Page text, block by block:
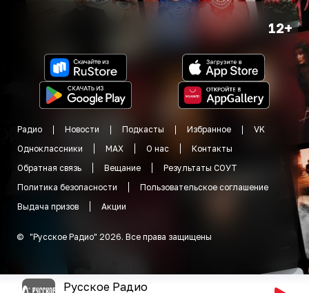
12+
Радио Новости Подкасты Избранное
VK
Одноклассники
MAX О нас
Контакты
Обратная связь
Вещание
Результаты СОУТ
Политика безопасности
Пользовательское соглашение
Выдача призов
Акции
© "Русское Радио" 2026. Все права защищены
Русское Радио